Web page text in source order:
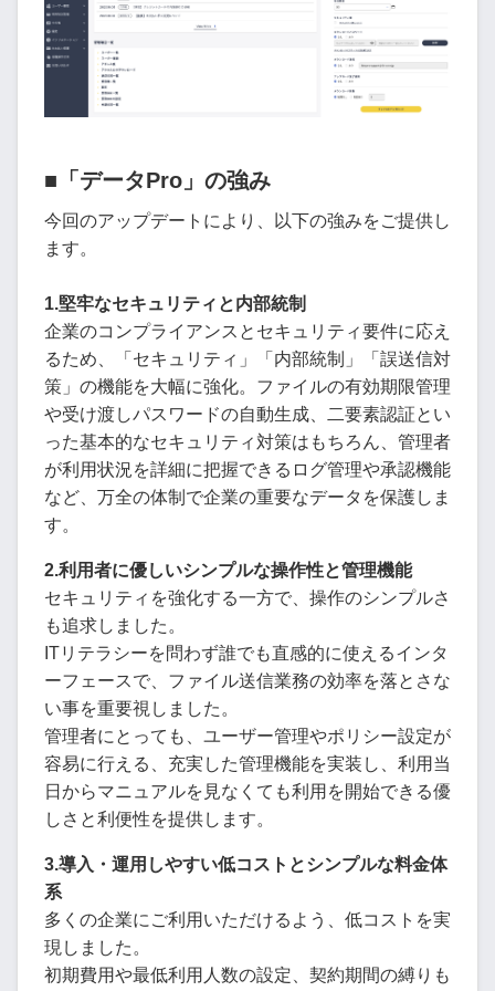
■「データPro」の強み
今回のアップデートにより、以下の強みをご提供し
ます。
1.堅牢なセキュリティと内部統制
企業のコンプライアンスとセキュリティ要件に応え
るため、「セキュリティ」「内部統制」「誤送信対
策」の機能を大幅に強化。ファイルの有効期限管理
や受け渡しパスワードの自動生成、二要素認証とい
った基本的なセキュリティ対策はもちろん、管理者
が利用状況を詳細に把握できるログ管理や承認機能
など、万全の体制で企業の重要なデータを保護しま
す。
2.利用者に優しいシンプルな操作性と管理機能
セキュリティを強化する一方で、操作のシンプルさ
も追求しました。
ITリテラシーを問わず誰でも直感的に使えるインタ
ーフェースで、ファイル送信業務の効率を落とさな
い事を重要視しました。
管理者にとっても、ユーザー管理やポリシー設定が
容易に行える、充実した管理機能を実装し、利用当
日からマニュアルを見なくても利用を開始できる優
しさと利便性を提供します。
3.導入・運用しやすい低コストとシンプルな料金体
系
多くの企業にご利用いただけるよう、低コストを実
現しました。
初期費用や最低利用人数の設定、契約期間の縛りも